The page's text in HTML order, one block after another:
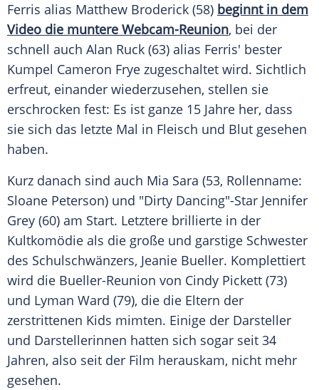
Ferris alias Matthew Broderick (58) beginnt in dem
Video die muntere Webcam-Reunion, bei der
schnell auch Alan Ruck (63) alias Ferris' bester
Kumpel Cameron Frye zugeschaltet wird. Sichtlich
erfreut, einander wiederzusehen, stellen sie
erschrocken fest: Es ist ganze 15 Jahre her, dass
sie sich das letzte Mal in Fleisch und Blut gesehen
haben.
Kurz danach sind auch Mia Sara (53, Rollenname:
Sloane Peterson) und "Dirty Dancing"-Star Jennifer
Grey (60) am Start. Letztere brillierte in der
Kultkomödie als die große und garstige Schwester
des Schulschwänzers, Jeanie Bueller. Komplettiert
wird die Bueller-Reunion von Cindy Pickett (73)
und Lyman Ward (79), die die Eltern der
zerstrittenen Kids mimten. Einige der Darsteller
und Darstellerinnen hatten sich sogar seit 34
Jahren, also seit der Film herauskam, nicht mehr
gesehen.